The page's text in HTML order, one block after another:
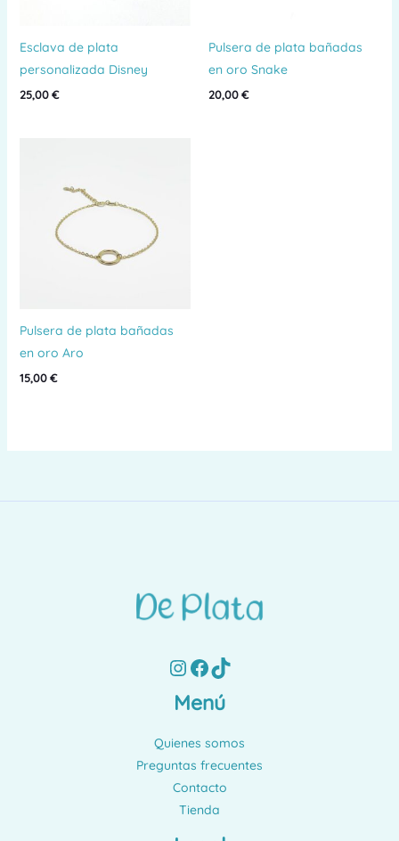
Esclava de plata
personalizada Disney
25,00€
Pulsera de plata bañadas
en oro Snake
20,00€
Pulsera de plata bañadas
en oro Aro
15,00€
Instagram
Facebook
TikTok
Menú
Quienes somos
Preguntas frecuentes
Contacto
Tienda